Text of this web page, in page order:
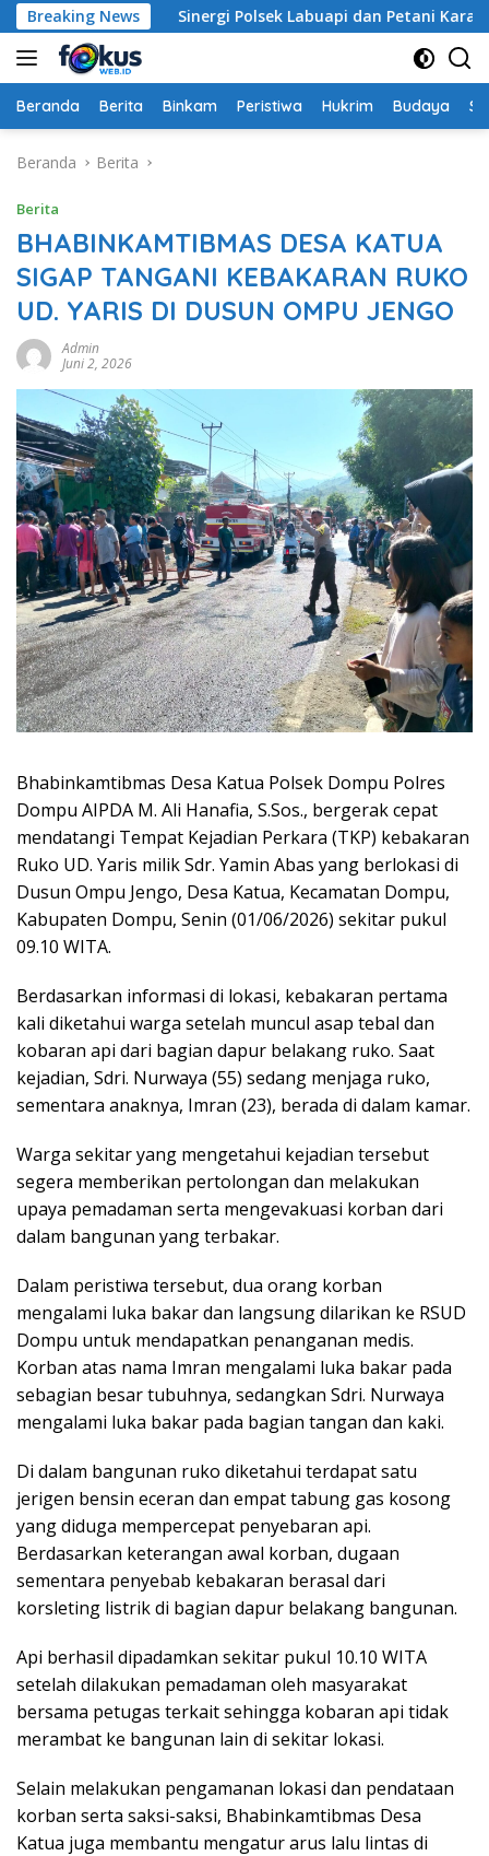
Langsung
ke
konten
Breaking NewsSinergi Polsek Labuapi dan Petani Karang
Beranda Berita Binkam Peristiwa Hukrim Budaya
Beranda Berita
Berita
BHABINKAMTIBMAS DESA KATUA
SIGAP TANGANI KEBAKARAN RUKO
UD. YARIS DI DUSUN OMPU JENGO
Admin
Juni 2, 2026
Bhabinkamtibmas Desa Katua Polsek Dompu Polres
Dompu AIPDA M. Ali Hanafia, S.Sos., bergerak cepat
mendatangi Tempat Kejadian Perkara (TKP) kebakaran
Ruko UD. Yaris milik Sdr. Yamin Abas yang berlokasi di
Dusun Ompu Jengo, Desa Katua, Kecamatan Dompu,
Kabupaten Dompu, Senin (01/06/2026) sekitar pukul
09.10 WITA.
Berdasarkan informasi di lokasi, kebakaran pertama
kali diketahui warga setelah muncul asap tebal dan
kobaran api dari bagian dapur belakang ruko. Saat
kejadian, Sdri. Nurwaya (55) sedang menjaga ruko,
sementara anaknya, Imran (23), berada di dalam kamar.
Warga sekitar yang mengetahui kejadian tersebut
segera memberikan pertolongan dan melakukan
upaya pemadaman serta mengevakuasi korban dari
dalam bangunan yang terbakar.
Dalam peristiwa tersebut, dua orang korban
mengalami luka bakar dan langsung dilarikan ke RSUD
Dompu untuk mendapatkan penanganan medis.
Korban atas nama Imran mengalami luka bakar pada
sebagian besar tubuhnya, sedangkan Sdri. Nurwaya
mengalami luka bakar pada bagian tangan dan kaki.
Di dalam bangunan ruko diketahui terdapat satu
jerigen bensin eceran dan empat tabung gas kosong
yang diduga mempercepat penyebaran api.
Berdasarkan keterangan awal korban, dugaan
sementara penyebab kebakaran berasal dari
korsleting listrik di bagian dapur belakang bangunan.
Api berhasil dipadamkan sekitar pukul 10.10 WITA
setelah dilakukan pemadaman oleh masyarakat
bersama petugas terkait sehingga kobaran api tidak
merambat ke bangunan lain di sekitar lokasi.
Selain melakukan pengamanan lokasi dan pendataan
korban serta saksi-saksi, Bhabinkamtibmas Desa
Katua juga membantu mengatur arus lalu lintas di